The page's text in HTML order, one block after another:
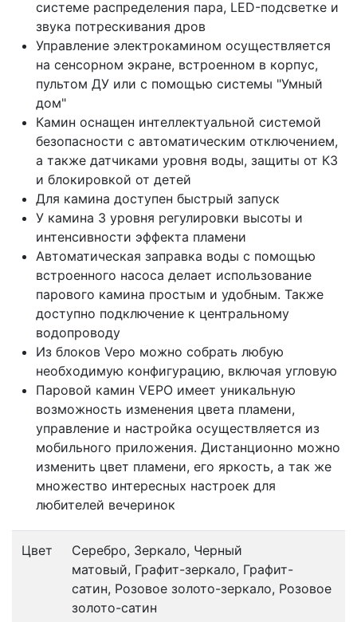
системе распределения пара, LED-подсветке и
звука потрескивания дров
Управление электрокамином осуществляется
на сенсорном экране, встроенном в корпус,
пультом ДУ или с помощью системы "Умный
дом"
Камин оснащен интеллектуальной системой
безопасности с автоматическим отключением,
а также датчиками уровня воды, защиты от КЗ
и блокировкой от детей
Для камина доступен быстрый запуск
У камина 3 уровня регулировки высоты и
интенсивности эффекта пламени
Автоматическая заправка воды с помощью
встроенного насоса делает использование
парового камина простым и удобным. Также
доступно подключение к центральному
водопроводу
Из блоков Vepo можно собрать любую
необходимую конфигурацию, включая угловую
Паровой камин VEPO имеет уникальную
возможность изменения цвета пламени,
управление и настройка осуществляется из
мобильного приложения. Дистанционно можно
изменить цвет пламени, его яркость, а так же
множество интересных настроек для
любителей вечеринок
Цвет
Серебро, Зеркало, Черный
матовый, Графит-зеркало, Графит-
сатин, Розовое золото-зеркало, Розовое
золото-сатин